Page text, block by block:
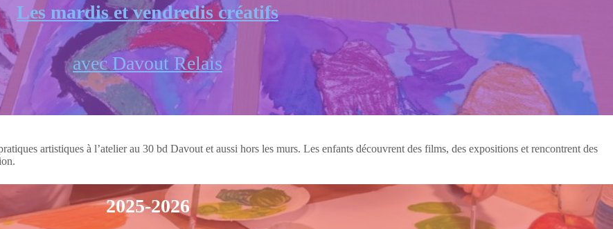
Les mardis et vendredis créatifs
avec Davout Relais
artistiques à l’atelier au 30 bd Davout et aussi hors les murs. Les enfants découvrent des films, des expositions et rencontrent des
2025-2026